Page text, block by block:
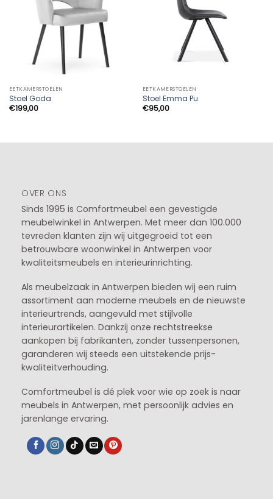
EETKAMERSTOELEN
Stoel Goda
€199,00
EETKAMERSTOELEN
Stoel Emma Pu
€95,00
OVER ONS
Sinds 1995 is Comfortmeubel een gevestigde
meubelwinkel in Antwerpen. Met meer dan 100.000
tevreden klanten zijn wij uitgegroeid tot een
betrouwbare woonwinkel in Antwerpen voor
kwaliteitsmeubels en interieurinrichting.
Als meubelzaak in Antwerpen bieden wij een ruim
assortiment aan moderne meubels en de nieuwste
interieurtrends, aangevuld met stijlvolle
interieurartikelen. Dankzij onze rechtstreekse
aankopen bij fabrikanten, zonder tussenpersonen,
garanderen wij steeds een uitstekende prijs-
kwaliteitverhouding.
Comfortmeubel is dé plek voor wie op zoek is naar
meubels in Antwerpen, met persoonlijk advies en
jarenlange ervaring.